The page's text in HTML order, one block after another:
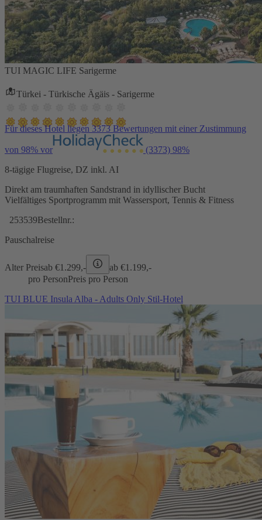
TUI MAGIC LIFE Sarigerme
Türkei - Türkische Ägäis - Sarigerme
Für dieses Hotel liegen 3373 Bewertungen mit einer Zustimmung
von 98% vor (3373) 98%
8-tägige Flugreise, DZ inkl. AI
Direkt am traumhaften Sandstrand in idyllischer Bucht
Vielfältiges Sportprogramm mit Wassersport, Tennis & Fitness
253539Bestellnr.:
Pauschalreise
Alter Preisab €1.299,- ab €1.199,-
pro PersonPreis pro Person
TUI BLUE Insula Alba - Adults Only Stil-Hotel